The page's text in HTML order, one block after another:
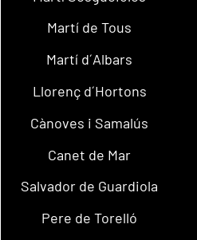
Martí de Tous
Martí d´Albars
Llorenç d´Hortons
Cànoves i Samalús
Canet de Mar
Salvador de Guardiola
Pere de Torelló